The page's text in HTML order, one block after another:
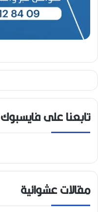
تابعنا على فايسبوك
مقالات عشوائية